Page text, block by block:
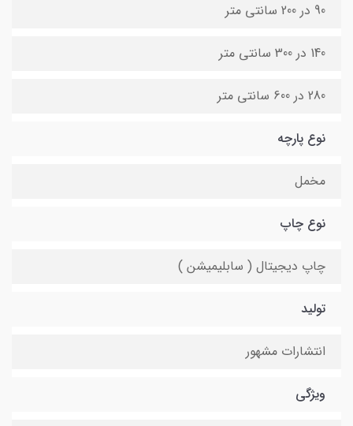
90 در 200 سانتی متر
140 در 300 سانتی متر
280 در 600 سانتی متر
نوع پارچه
مخمل
نوع چاپ
چاپ دیجیتال ( سابلیمیشن )
تولید
انتشارات مشهور
ویژگی